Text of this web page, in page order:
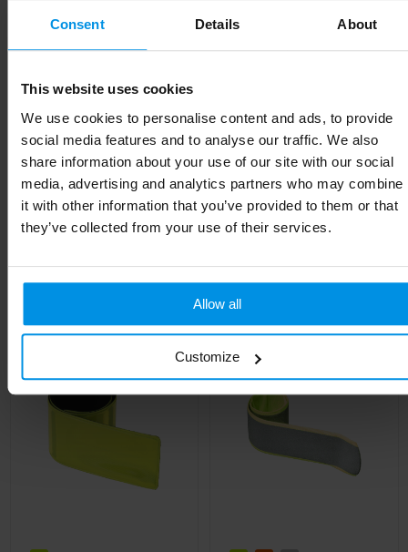
Consent Details About
This website uses cookies
We use cookies to personalise content and ads, to provide
social media features and to analyse our traffic. We also
share information about your use of our site with our social
media, advertising and analytics partners who may combine
it with other information that you’ve provided to them or that
they’ve collected from your use of their services.
Allow all
Customize
Materiaal TPU-kunststof
Breedte 7 cm
Lengte 5.15 cm
Gerelateerde producten